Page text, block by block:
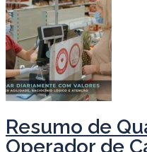
Resumo de
Operador de